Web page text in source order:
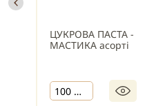
ЦУКРОВА ПАСТА -
МАСТИКА асорті
100 г х 10 шт.